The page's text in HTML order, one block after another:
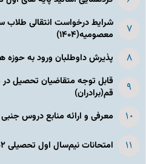
شرایط درخواست انتقالی
معصومیه(۱۴۰۴)
پذیرش داوطلبان ورود به حوزه های
قابل توجه متقاضیان تحصیل
قم(برادران)
معرفی و ارائه منابع دروس جنبی
امتحانات نیم‌سال اول تحصیلی ۱۴۰۲-۱۴۰۱